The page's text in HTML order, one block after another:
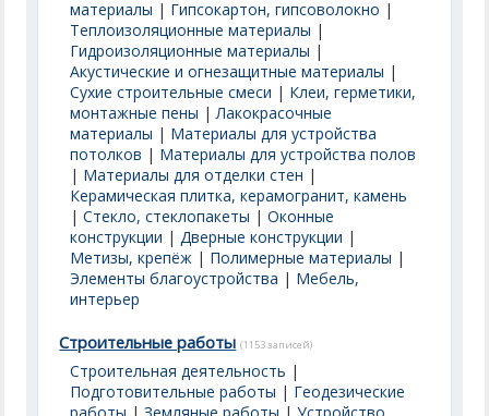
материалы | Гипсокартон, гипсоволокно |
Теплоизоляционные материалы |
Гидроизоляционные материалы |
Акустические и огнезащитные материалы |
Сухие строительные смеси | Клеи, герметики,
монтажные пены |Лакокрасочные
материалы | Материалы для устройства
потолков | Материалы для устройства полов
| Материалы для отделки стен |
Керамическая плитка, керамогранит, камень
|Стекло, стеклопакеты |Оконные
конструкции |Дверные конструкции |
Метизы, крепёж | Полимерные материалы |
Элементы благоустройства | Мебель,
интерьер
Строительные работы (1153 записей)
Строительная деятельность |
Подготовительные работы | Геодезические